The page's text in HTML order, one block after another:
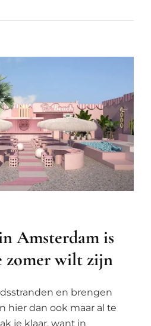
Museumplein
Amsterdam is
zomer wilt zijn
en brengen
hier dan ook maar al te
je klaar, want in